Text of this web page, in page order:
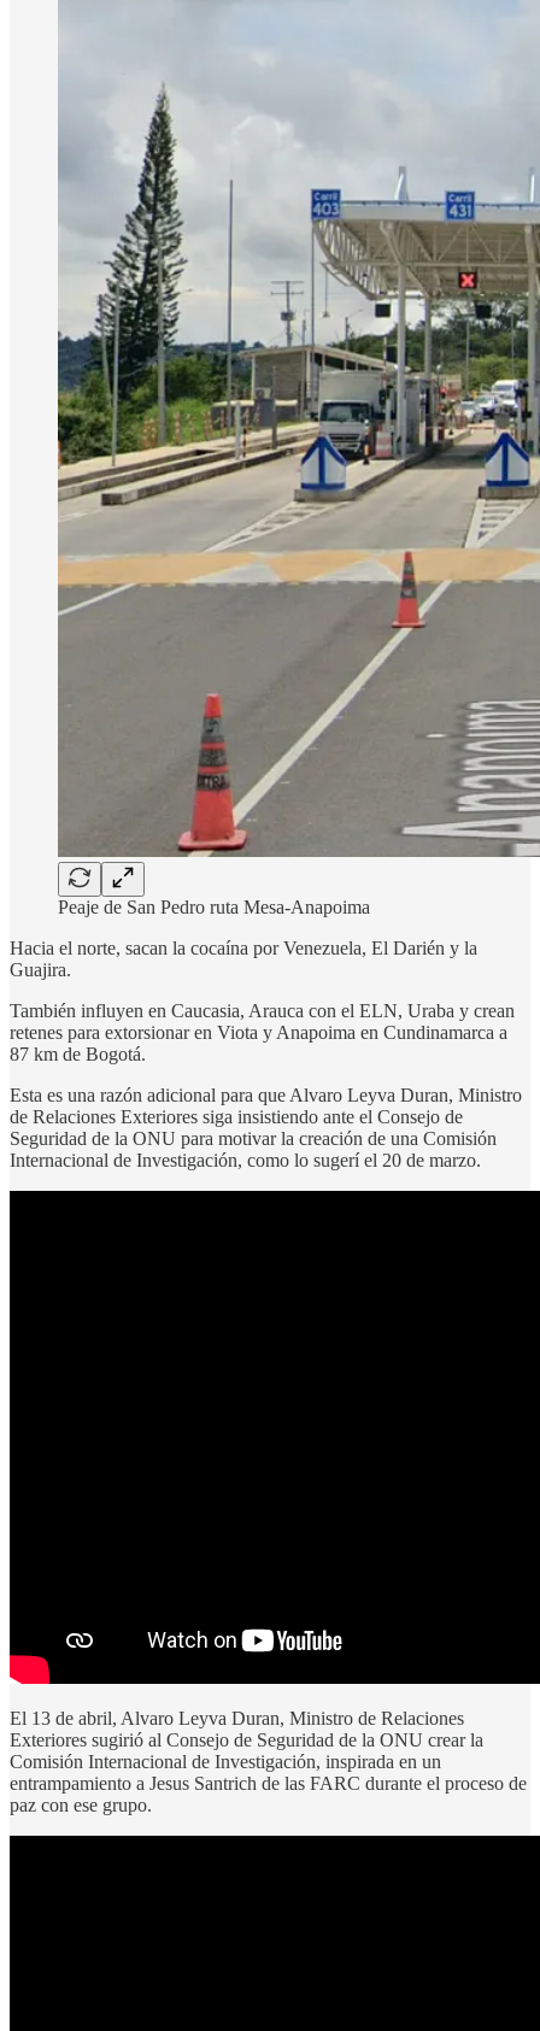
Peaje de San Pedro ruta Mesa-Anapoima
Hacia el norte, sacan la cocaína por Venezuela, El Darién y la
Guajira.
También influyen en Caucasia, Arauca con el ELN, Uraba y crean
retenes para extorsionar en Viota y Anapoima en Cundinamarca a
87 km de Bogotá.
Esta es una razón adicional para que Alvaro Leyva Duran, Ministro
de Relaciones Exteriores siga insistiendo ante el Consejo de
Seguridad de la ONU para motivar la creación de una Comisión
Internacional de Investigación, como lo sugerí el 20 de marzo.
El 13 de abril, Alvaro Leyva Duran, Ministro de Relaciones
Exteriores sugirió al Consejo de Seguridad de la ONU crear la
Comisión Internacional de Investigación, inspirada en un
entrampamiento a Jesus Santrich de las FARC durante el proceso de
paz con ese grupo.